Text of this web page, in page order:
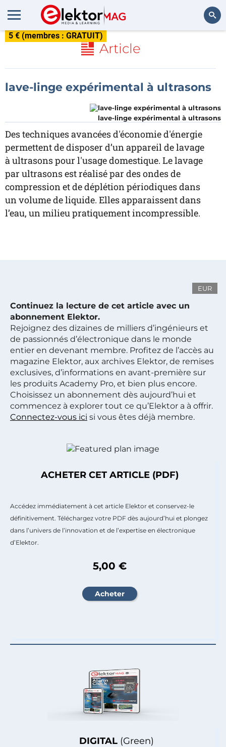
5 € (membres : GRATUIT)
Article
lave-linge expérimental à ultrasons
lave-linge expérimental à ultrasons
Des techniques avancées d'économie d'énergie
permettent de disposer d’un appareil de lavage
à ultrasons pour l'usage domestique. Le lavage
par ultrasons est réalisé par des ondes de
compression et de déplétion périodiques dans
un volume de liquide. Elles apparaissent dans
l’eau, un milieu pratiquement incompressible.
EUR
Continuez la lecture de cet article avec un
abonnement Elektor.
Rejoignez des dizaines de milliers d’ingénieurs et
de passionnés d’électronique dans le monde
entier en devenant membre. Profitez de l’accès au
magazine Elektor, aux archives Elektor, de remises
exclusives, d’informations en avant-première sur
les produits Academy Pro, et bien plus encore.
Choisissez un abonnement dès aujourd’hui et
commencez à explorer tout ce qu’Elektor a à offrir.
Connectez-vous ici si vous êtes déjà membre.
DIGITAL (Green)
ACHETER CET ARTICLE (PDF)
Accédez immédiatement à cet article Elektor et conservez-le
définitivement. Téléchargez votre PDF dès aujourd’hui et plongez
dans l’univers de l’innovation et de l’expertise en électronique
d’Elektor.
5,00 €